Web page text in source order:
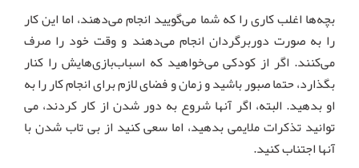
بچه‌ها اغلب کاری را که شما می‌گویید انجام می‌دهند، اما این کار
را به صورت دوربرگردان انجام می‌دهند و وقت خود را صرف
می‌کنند. اگر از کودکی می‌خواهید که اسباب‌بازی‌هایش را کنار
بگذارد، حتما صبور باشید و زمان و فضای لازم برای انجام کار را به
او بدهید. البته، اگر آنها شروع به دور شدن از کار کردند، می
توانید تذکرات ملایمی بدهید، اما سعی کنید از بی تاب شدن با
آنها اجتناب کنید.